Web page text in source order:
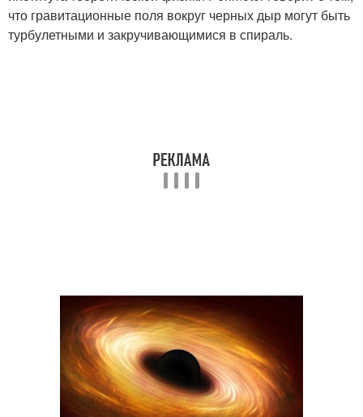
что гравитационные поля вокруг черных дыр могут быть
турбулетными и закручивающимися в спираль.